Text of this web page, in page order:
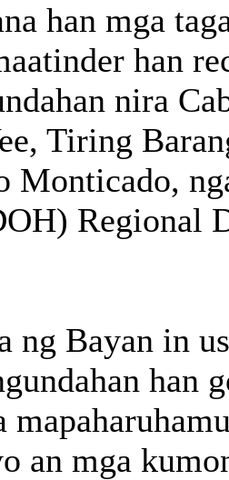
han mga
han
nira
Tiring
Monticado,
Regional
ng Bayan in
han
an mga